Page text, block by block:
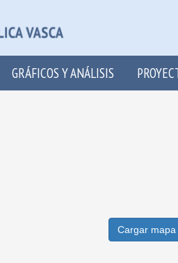
GRÁFICOS Y ANÁLISIS
Cargar mapa